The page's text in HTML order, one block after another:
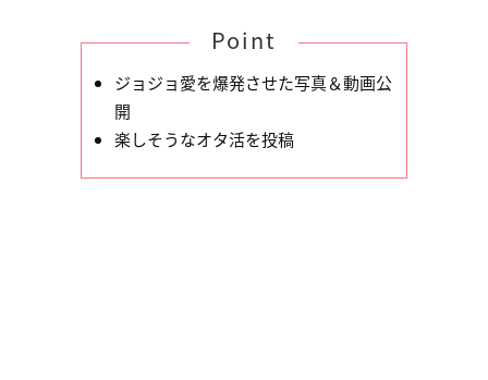
Point
ジョジョ愛を爆発させた写真＆動画公
開
楽しそうなオタ活を投稿